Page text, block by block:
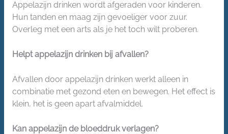
Appelazijn drinken wordt afgeraden voor kinderen.
Hun tanden en maag zijn gevoeliger voor zuur.
Overleg met een arts als je het toch wilt proberen.
Helpt appelazijn drinken bij afvallen?
Afvallen door appelazijn drinken werkt alleen in
combinatie met gezond eten en bewegen. Het effect is
klein, het is geen apart afvalmiddel.
Kan appelazijn de bloeddruk verlagen?